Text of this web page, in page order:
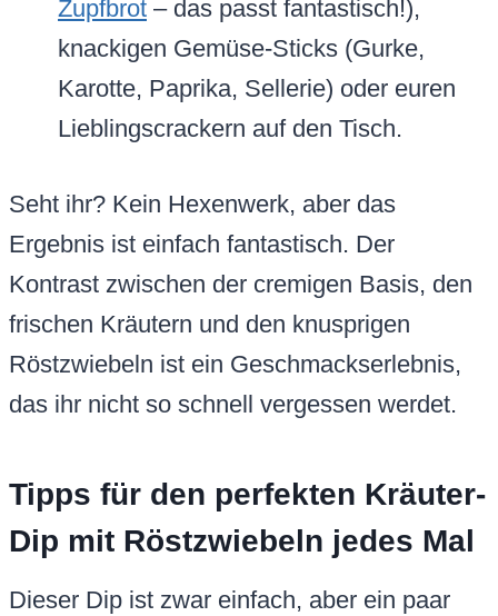
Zupfbrot – das passt fantastisch!),
knackigen Gemüse-Sticks (Gurke,
Karotte, Paprika, Sellerie) oder euren
Lieblingscrackern auf den Tisch.
Seht ihr? Kein Hexenwerk, aber das
Ergebnis ist einfach fantastisch. Der
Kontrast zwischen der cremigen Basis, den
frischen Kräutern und den knusprigen
Röstzwiebeln ist ein Geschmackserlebnis,
das ihr nicht so schnell vergessen werdet.
Tipps für den perfekten Kräuter-
Dip mit Röstzwiebeln jedes Mal
Dieser Dip ist zwar einfach, aber ein paar